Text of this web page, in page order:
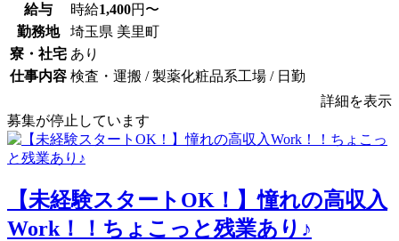
給与 時給1,400円〜
勤務地
埼玉県 美里町
寮・社宅 あり
仕事内容 検査・運搬 / 製薬化粧品系工場 / 日勤
詳細を表示
募集が停止しています
【未経験スタートOK！】憧れの高収入
Work！！ちょこっと残業あり♪